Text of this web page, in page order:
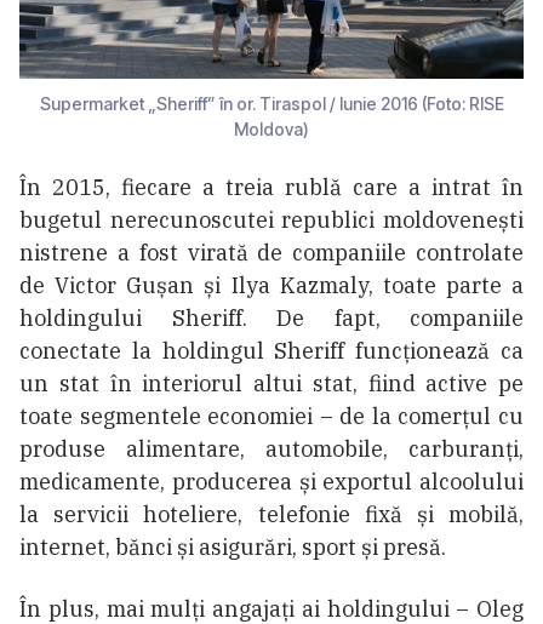
Supermarket „Sheriff” în or. Tiraspol / Iunie 2016 (Foto: RISE
Moldova)
În 2015, fiecare a treia rublă care a intrat în
bugetul nerecunoscutei republici moldovenești
nistrene a fost virată de companiile controlate
de Victor Gușan și Ilya Kazmaly, toate parte a
holdingului Sheriff. De fapt, companiile
conectate la holdingul Sheriff funcționează ca
un stat în interiorul altui stat, fiind active pe
toate segmentele economiei – de la comerțul cu
produse alimentare, automobile, carburanți,
medicamente, producerea și exportul alcoolului
la servicii hoteliere, telefonie fixă și mobilă,
internet, bănci și asigurări, sport și presă.
În plus, mai mulți angajați ai holdingului – Oleg